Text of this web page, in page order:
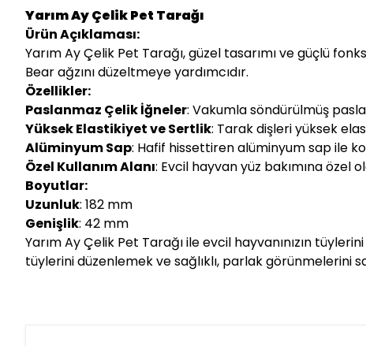
Yarım Ay Çelik Pet Tarağı
Ürün Açıklaması:
Yarım Ay Çelik Pet Tarağı, güzel tasarımı ve güçlü
Bear ağzını düzeltmeye yardımcıdır.
Özellikler:
Paslanmaz Çelik İğneler: Vakumla söndürülmüş
Yüksek Elastikiyet ve Sertlik: Tarak dişleri yüksek
Alüminyum Sap: Hafif hissettiren alüminyum sap ile
Özel Kullanım Alanı: Evcil hayvan yüz bakımına özel
Boyutlar:
Uzunluk: 182 mm
Genişlik: 42 mm
Yarım Ay Çelik Pet Tarağı ile evcil hayvanınızın
tüylerini düzenlemek ve sağlıklı, parlak görünmelerini